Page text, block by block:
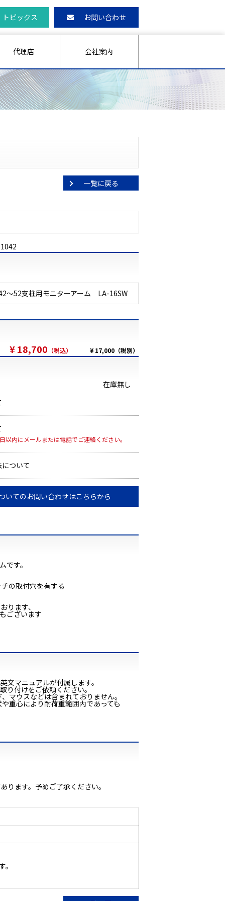
トピックス お問い合わせ
代理店 会社案内
一覧に戻る
～52支柱用モニターアーム LA-16SW
¥ 18,700 （税込） ¥ 17,000（税別）
在庫無し
以内にメールまたは電話でご連絡ください。
ついて
いてのお問い合わせはこちらから
す。
の取付穴を有する
ります、
ございます
マニュアルが付属します。
付けをご依頼ください。
マウスなどは含まれておりません。
重心により耐荷重範囲内であっても
ます。予めご了承ください。